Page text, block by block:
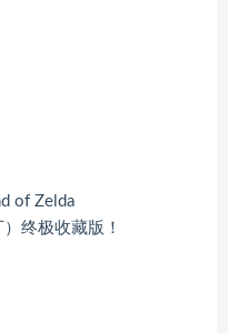
of Zelda
终极收藏版！